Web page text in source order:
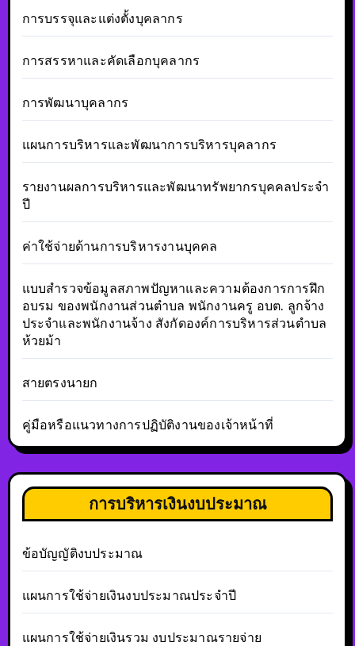
การบรรจุและแต่งตั้งบุคลากร
การสรรหาและคัดเลือกบุคลากร
การพัฒนาบุคลากร
แผนการบริหารและพัฒนาการบริหารบุคลากร
รายงานผลการบริหารและพัฒนาทรัพยากรบุคคลประจำ
ปี
ค่าใช้จ่ายด้านการบริหารงานบุคคล
แบบสำรวจข้อมูลสภาพปัญหาและความต้องการการฝึก
อบรม ของพนักงานส่วนตำบล พนักงานครู อบต. ลูกจ้าง
ประจำและพนักงานจ้าง สังกัดองค์การบริหารส่วนตำบล
ห้วยม้า
สายตรงนายก
คู่มือหรือแนวทางการปฏิบัติงานของเจ้าหน้าที่
การบริหารเงินงบประมาณ
ข้อบัญญัติงบประมาณ
แผนการใช้จ่ายเงินงบประมาณประจำปี
แผนการใช้จ่ายเงินรวม งบประมาณรายจ่าย